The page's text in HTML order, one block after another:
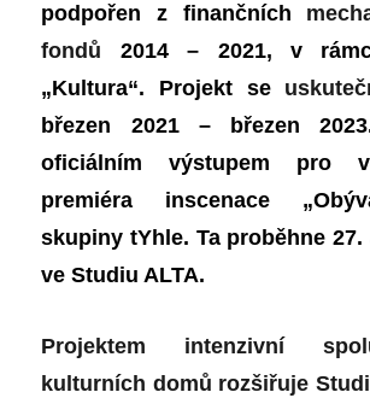
podpořen z finančních
fondů 2014 – 2021, v
„Kultura“. Projekt se
březen 2021 – březen
oficiálním výstupem pro
premiéra inscenace
skupiny tYhle. Taproběhne 27.
ve Studiu ALTA.
Projektem intenzivní
kulturních domů rozšiřuje